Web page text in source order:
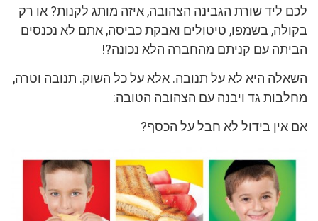
לכם ליד שורת הגבינה הצהובה, איזה מותג לקנות? או רק
בקולה, בשמפו, טיטולים ואבקת כביסה, אתם לא נכנסים
הביתה עם קניתם מהחברה הלא נכונה?!
השאלה היא לא על תנובה. אלא על כל השוק. תנובה וטרה,
מחלבות גד ויבנה עם הצהובה הטובה:
אם אין בידול לא חבל על הכסף?